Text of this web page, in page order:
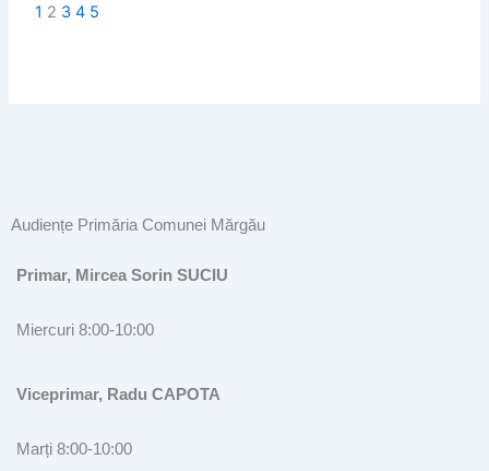
1 2 3 4 5
Audiențe Primăria Comunei Mărgău
Primar, Mircea Sorin SUCIU
Miercuri 8:00-10:00
Viceprimar, Radu CAPOTA
Marți 8:00-10:00